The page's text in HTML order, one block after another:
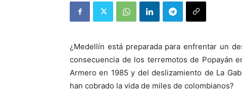
¿Medellín está preparada para enfrentar un
consecuencia de los terremotos de Popayán
Armero en 1985 y del deslizamiento de La
han cobrado la vida de miles de colombianos?